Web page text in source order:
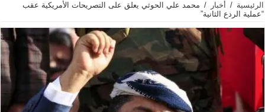
الرئيسية / أخبار / محمد علي الحوثي يعلق على التصريحات الأمريكية عقب
“عملية الردع الثانية”